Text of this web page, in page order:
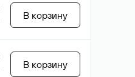
В корзину
В корзину